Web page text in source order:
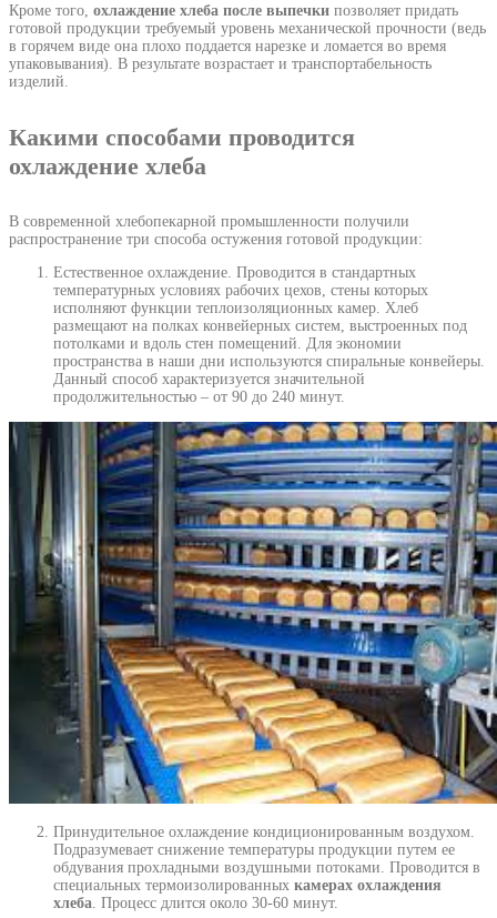
Кроме того, охлаждение хлеба после выпечки позволяет придать
готовой продукции требуемый уровень механической прочности (ведь
в горячем виде она плохо поддается нарезке и ломается во время
упаковывания). В результате возрастает и транспортабельность
изделий.
Какими способами проводится
охлаждение хлеба
В современной хлебопекарной промышленности получили
распространение три способа остужения готовой продукции:
Естественное охлаждение. Проводится в стандартных
температурных условиях рабочих цехов, стены которых
исполняют функции теплоизоляционных камер. Хлеб
размещают на полках конвейерных систем, выстроенных под
потолками и вдоль стен помещений. Для экономии
пространства в наши дни используются спиральные конвейеры.
Данный способ характеризуется значительной
продолжительностью – от 90 до 240 минут.
Принудительное охлаждение кондиционированным воздухом.
Подразумевает снижение температуры продукции путем ее
обдувания прохладными воздушными потоками. Проводится в
специальных термоизолированных камерах охлаждения
хлеба. Процесс длится около 30-60 минут.